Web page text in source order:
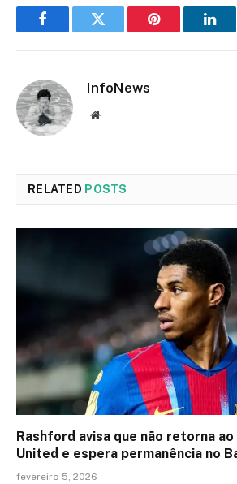
FacebookTwitter Pinterest
InfoNews
Website
RELATED POSTS
Rashford avisa que não retorna
United e espera permanência no
fevereiro 5, 2026